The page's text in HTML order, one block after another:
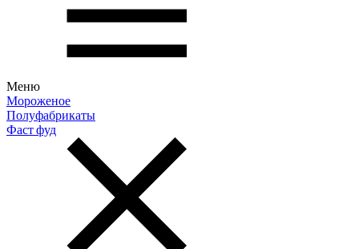
Меню
Мороженое
Полуфабрикаты
Фаст фуд